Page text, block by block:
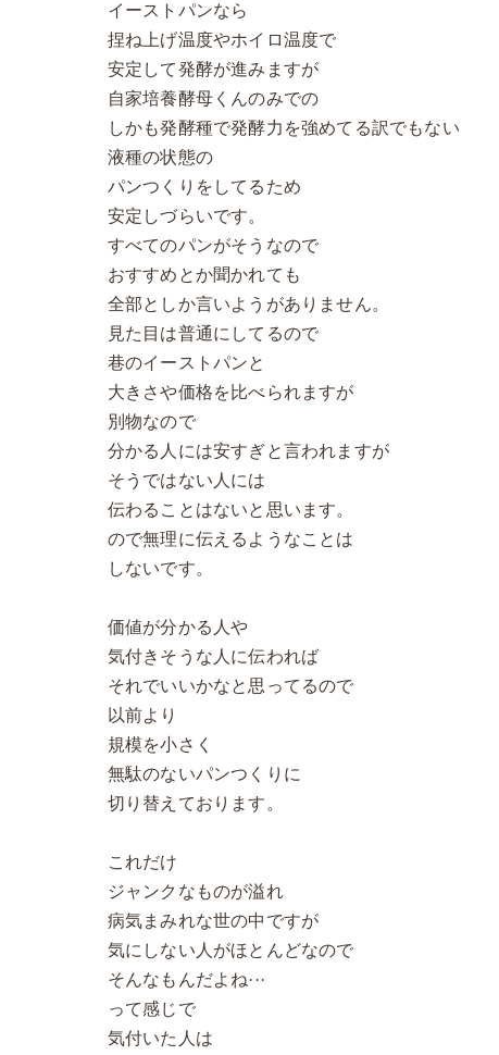
イーストパンなら
捏ね上げ温度やホイロ温度で
安定して発酵が進みますが
自家培養酵母くんのみでの
しかも発酵種で発酵力を強めてる訳でもない
液種の状態の
パンつくりをしてるため
安定しづらいです。
すべてのパンがそうなので
おすすめとか聞かれても
全部としか言いようがありません。
見た目は普通にしてるので
巷のイーストパンと
大きさや価格を比べられますが
別物なので
分かる人には安すぎと言われますが
そうではない人には
伝わることはないと思います。
ので無理に伝えるようなことは
しないです。
価値が分かる人や
気付きそうな人に伝われば
それでいいかなと思ってるので
以前より
規模を小さく
無駄のないパンつくりに
切り替えております。
これだけ
ジャンクなものが溢れ
病気まみれな世の中ですが
気にしない人がほとんどなので
そんなもんだよね···
って感じで
気付いた人は